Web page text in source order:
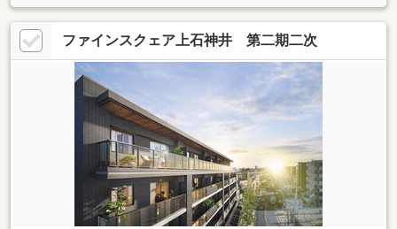
ファインスクェア上石神井 第二期二次